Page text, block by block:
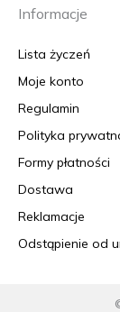
Informacje
Lista życzeń
Moje konto
Regulamin
Polityka
Formy płatności
Dostawa
Reklamacje
Odstąpienie od